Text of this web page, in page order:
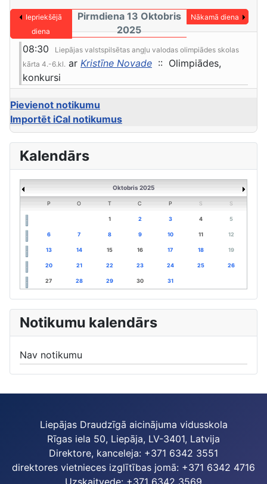
Iepriekšējā
diena
Pirmdiena 13 Oktobris
2025
Nākamā diena
08:30
Liepājas valstspilsētas angļu valodas olimpiādes skolas
kārta 4.-6.kl. ar Kristīne Novade :: Olimpiādes,
konkursi
Pievienot notikumu
Importēt iCal notikumus
Kalendārs
Oktobris 2025
P O T C P S S
1 2 3 4 5
6 7 8 9 10 11 12
13 14 15 16 17 18 19
20 21 22 23 24 25 26
27 28 29 30 31
Notikumu kalendārs
Nav notikumu
Liepājas Draudzīgā aicinājuma vidusskola
Rīgas iela 50, Liepāja, LV-3401, Latvija
Direktore, kanceleja: +371 6342 3551
direktores vietnieces izglītības jomā: +371 6342 4716